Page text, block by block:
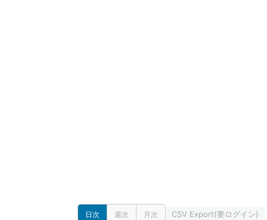
日次 週次 月次 CSV Export(要ログイン)